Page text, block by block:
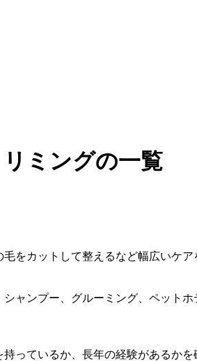
ミングの一覧
をカットして整えるなど幅広いケ
ャンプー、グルーミング、ペット
っているか、長年の経験があるかを